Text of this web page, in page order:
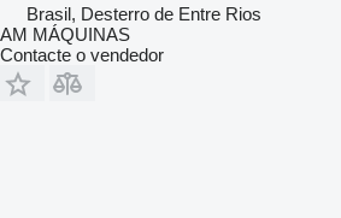
Brasil, Desterro de Entre Rios
AM MÁQUINAS
Contacte o vendedor